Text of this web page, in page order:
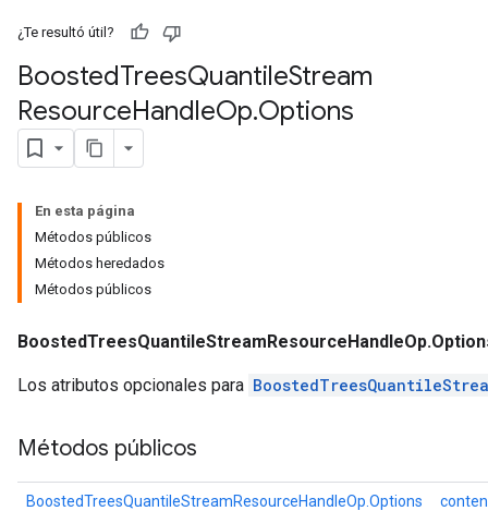
¿Te resultó útil?
BoostedTreesQuantileStream
ResourceHandleOp.Options
En esta página
Métodos públicos
Métodos heredados
Métodos públicos
Los atributos opcionales para
Métodos públicos
BoostedTreesQuantileStreamResourceHandleOp.Options